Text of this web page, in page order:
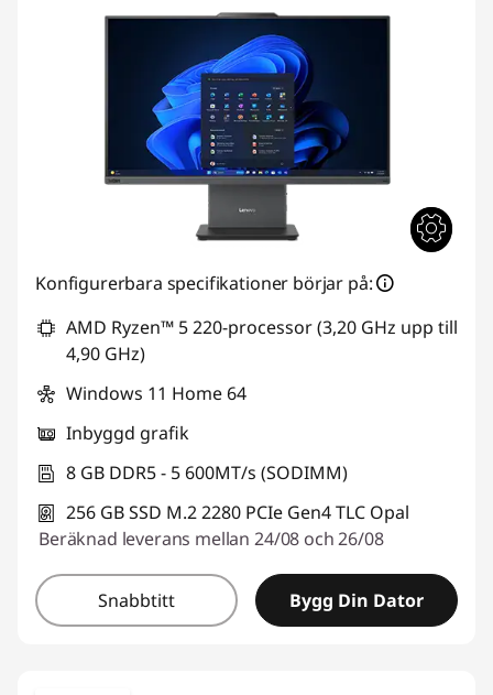
Konfigurerbara specifikationer börjar på:
AMD Ryzen™ 5 220-processor (3,20 GHz upp till
4,90 GHz)
Windows 11 Home 64
Inbyggd grafik
8 GB DDR5 - 5 600MT/s (SODIMM)
256 GB SSD M.2 2280 PCIe Gen4 TLC Opal
Beräknad leverans mellan 24/08 och 26/08
Snabbtitt Bygg Din Dator